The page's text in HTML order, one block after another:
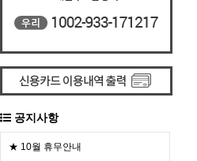
공지사항
★ 10월 휴무안내